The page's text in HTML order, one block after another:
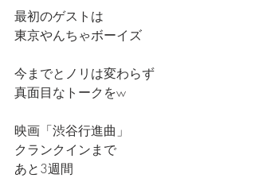
最初のゲストは
東京やんちゃボーイズ
今までとノリは変わらず
真面目なトークをw
映画「渋谷行進曲」
クランクインまで
あと3週間